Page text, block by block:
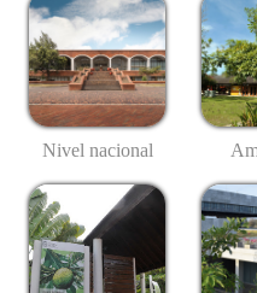
Nivel nacional